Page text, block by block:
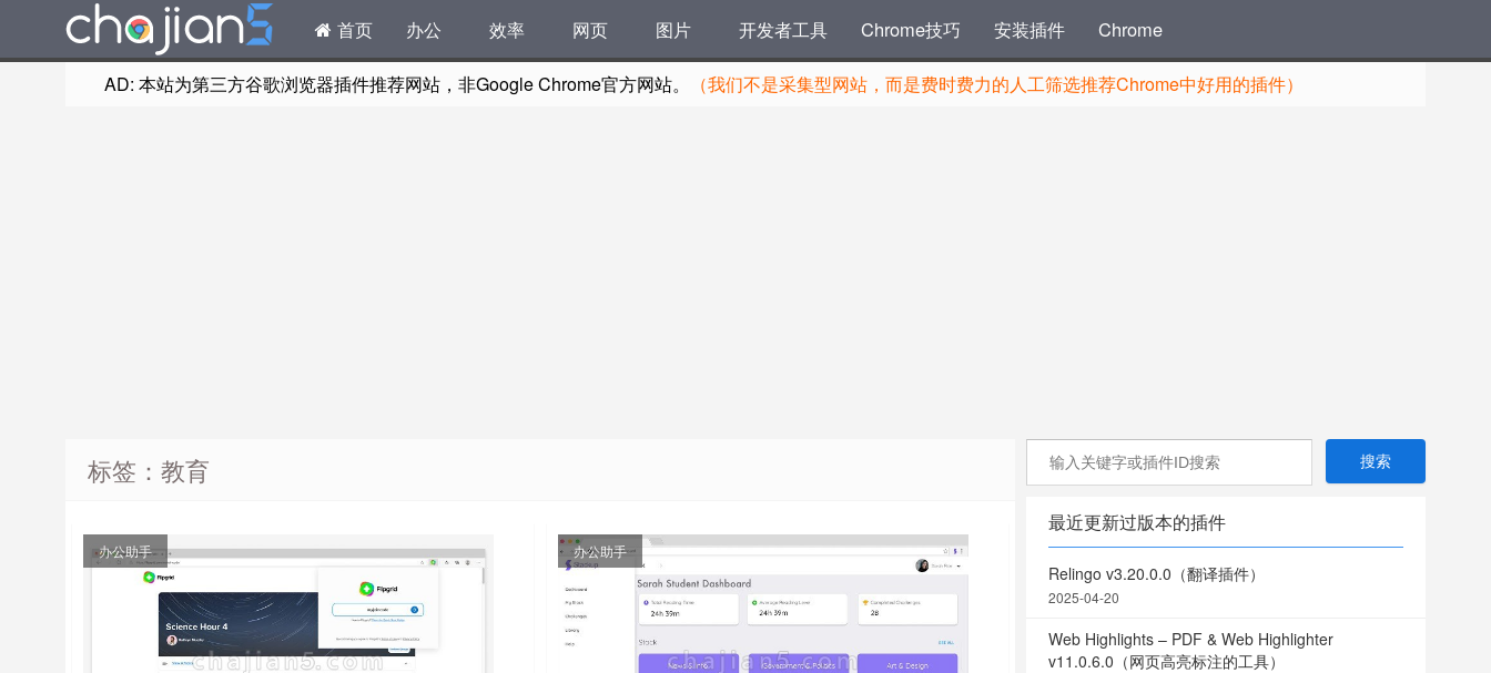
首页 办公 效率 网页 图片 开发者工具 Chrome技巧 安装插件 Chrome
AD: 本站为第三方谷歌浏览器插件推荐网站，非Google Chrome官方网站。 （我们不是采集型网站，而是费时费力的人工筛选推荐Chrome中好用的插件）
标签：教育
办公助手 办公助手
最近更新过版本的插件
Relingo v3.20.0.0（翻译插件）
2025-04-20
Web Highlights – PDF & Web Highlighter
v11.0.6.0（网页高亮标注的工具）